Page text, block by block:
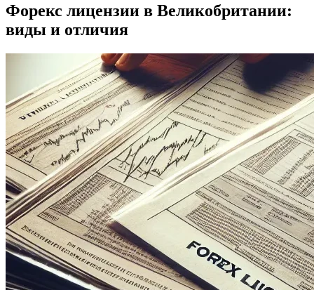
Форекс лицензия UK: преимущества и
окупаемость
Лицензия UK vs другие страны
Регуляторные изменения в 2025 году
Краткие выводы и рекомендации
Форекс лицензии в Великобритании:
виды и отличия